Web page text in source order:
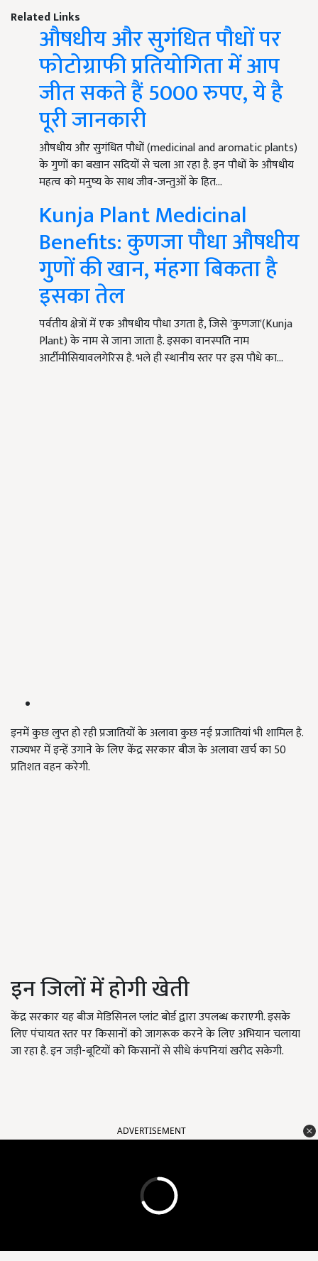
Related Links
औषधीय और सुगंधित पौधों पर
फोटोग्राफी प्रतियोगिता में आप
जीत सकते हैं 5000 रुपए, ये है
पूरी जानकारी
औषधीय और सुगंधित पौधों (medicinal and aromatic plants)
के गुणों का बखान सदियों से चला आ रहा है. इन पौधों के औषधीय
महत्व को मनुष्य के साथ जीव-जन्तुओं के हित…
Kunja Plant Medicinal
Benefits: कुणजा पौधा औषधीय
गुणों की खान, मंहगा बिकता है
इसका तेल
पर्वतीय क्षेत्रों में एक औषधीय पौधा उगता है, जिसे 'कुणजा'(Kunja
Plant) के नाम से जाना जाता है. इसका वानस्पति नाम
आर्टीमीसियावलगेरिस है. भले ही स्थानीय स्तर पर इस पौधे का…
इनमें कुछ लुप्त हो रही प्रजातियों के अलावा कुछ नई प्रजातियां भी शामिल है.
राज्यभर में इन्हें उगाने के लिए केंद्र सरकार बीज के अलावा खर्च का 50
प्रतिशत वहन करेगी.
इन जिलों में होगी खेती
केंद्र सरकार यह बीज मेडिसिनल प्लांट बोर्ड द्वारा उपलब्ध कराएगी. इसके
लिए पंचायत स्तर पर किसानों को जागरूक करने के लिए अभियान चलाया
जा रहा है. इन जड़ी-बूटियों को किसानों से सीधे कंपनियां खरीद सकेगी.
ADVERTISEMENT